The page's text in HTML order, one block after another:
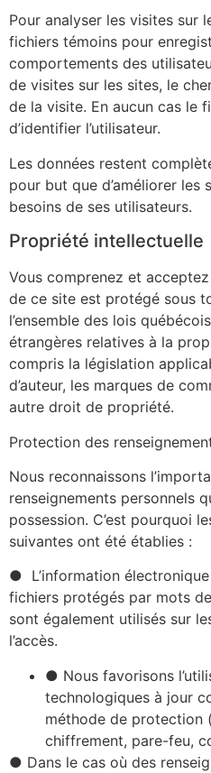
Pour analyser les visites sur
fichiers témoins pour
comportements des
de visites sur les sites, le
de la visite. En aucun cas le
d’identifier l’utilisateur.
Les données restent
pour but que d’améliorer les
besoins de ses utilisateurs.
Propriété intellectuelle
Vous comprenez et
de ce site est protégé sous
l’ensemble des lois
étrangères relatives à la
compris la législation
d’auteur, les marques de
autre droit de propriété.
Protection des
Nous reconnaissons
renseignements personnels
possession. C’est pourquoi
suivantes ont été établies :
● L’information
fichiers protégés par mots
sont également utilisés sur
l’accès.
● Nous favorisons
technologiques à jour
méthode de protection
chiffrement, pare-feu,
● Dans le cas où des